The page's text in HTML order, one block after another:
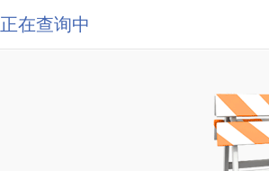
正在查询中